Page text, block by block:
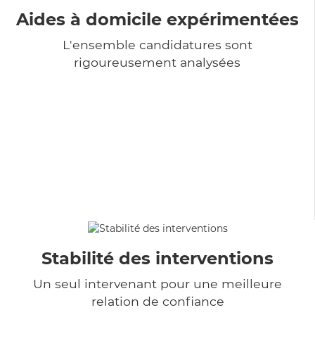
Aides à domicile expérimentées
L'ensemble candidatures sont
rigoureusement analysées
Stabilité des interventions
Un seul intervenant pour une meilleure
relation de confiance